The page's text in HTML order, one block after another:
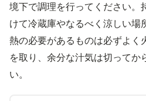
境下で調理を行ってください。
けて冷蔵庫やなるべく涼しい場
熱の必要があるものは必ずよく
を取り、余分な汁気は切ってか
い。